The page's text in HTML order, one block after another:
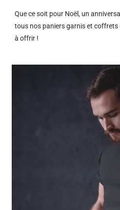
Que ce soit pour Noël, un
tous nos paniers garnis et
à offrir !